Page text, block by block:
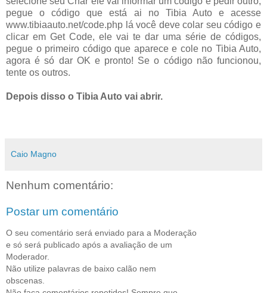
pegue o código que está ai no Tibia Auto e acesse
www.tibiaauto.net/code.php lá você deve colar seu código e
clicar em Get Code, ele vai te dar uma série de códigos,
pegue o primeiro código que aparece e cole no Tibia Auto,
agora é só dar OK e pronto! Se o código não funcionou,
tente os outros.
Depois disso o Tibia Auto vai abrir.
Caio Magno
Nenhum comentário:
Postar um comentário
O seu comentário será enviado para a Moderação
e só será publicado após a avaliação de um
Moderador.
Não utilize palavras de baixo calão nem
obscenas.